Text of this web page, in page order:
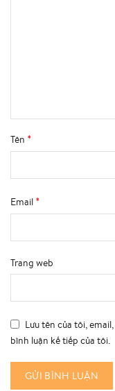
Tên *
Email *
Trang web
Lưu tên của tôi,
bình luận kế tiếp của tôi.